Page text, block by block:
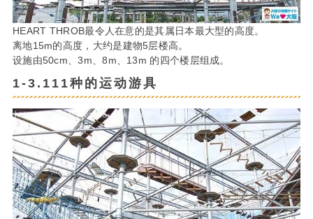
HEART THROB最令人在意的是其属日本最大型的高度。
离地15m的高度，大约是建物5层楼高。
设施由50cm、3m、8m、13m 的四个楼层组成。
1-3.111种的运动游具